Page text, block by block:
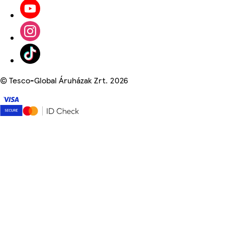
©Tesco-Global Áruházak Zrt. 2026